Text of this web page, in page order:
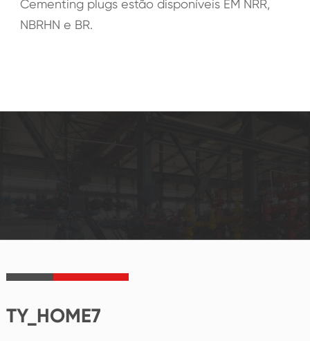
Cementing plugs estão disponíveis EM NRR,
NBRHN e BR.
TY_HOME7